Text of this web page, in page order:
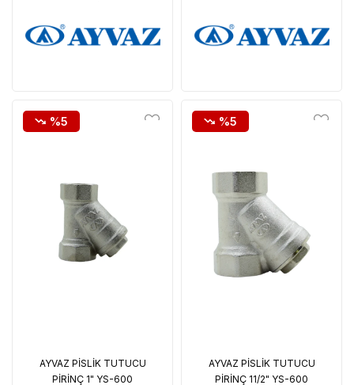
AYVAZ PİSLİK TUTUCU
PİRİNÇ 1" YS-600
%5
AYVAZ PİSLİK TUTUCU
PİRİNÇ 11/2" YS-600
%5